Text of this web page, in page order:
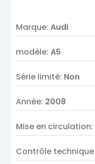
Marque:Audi
modèle:A5
Série limité: Non
Année: 2008
Mise en circulation:
Contrôle technique